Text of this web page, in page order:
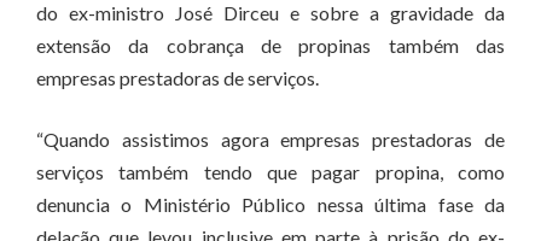
do ex-ministro José Dirceu e sobre a gravidade da
extensão da cobrança de propinas também das
empresas prestadoras de serviços.
“Quando assistimos agora empresas prestadoras de
serviços também tendo que pagar propina, como
denuncia o Ministério Público nessa última fase da